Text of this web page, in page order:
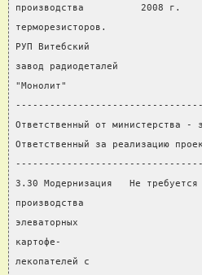
производства          2008 г.
терморезисторов.
РУП Витебский
завод радиодеталей
"Монолит"
Ответственный от министерства -
Ответственный за реализацию
3.30 Модернизация   Не
производства
элеваторных
картофе-
лекопателей с